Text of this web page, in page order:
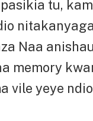
tu,
Naa
memory
vile yeye